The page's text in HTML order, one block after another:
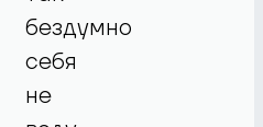
бездумно
себя
не